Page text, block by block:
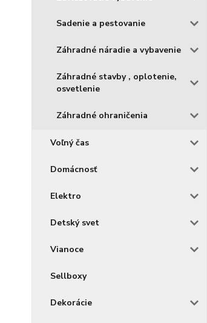
Sadenie a pestovanie
Záhradné náradie a vybavenie
Záhradné stavby , oplotenie,
osvetlenie
Záhradné ohraničenia
Voľný čas
Domácnosť
Elektro
Detský svet
Vianoce
Sellboxy
Dekorácie